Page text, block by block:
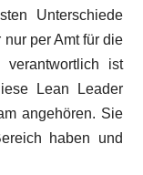
Unterschiede
per Amt für die
verantwortlich ist
Lean Leader
angehören. Sie
haben und